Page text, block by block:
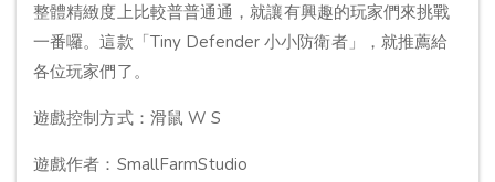
整體精緻度上比較普普通通，就讓有興趣的玩家們來挑戰
一番囉。這款「Tiny Defender 小小防衛者」，就推薦給
各位玩家們了。
遊戲控制方式：滑鼠 W S
遊戲作者：SmallFarmStudio